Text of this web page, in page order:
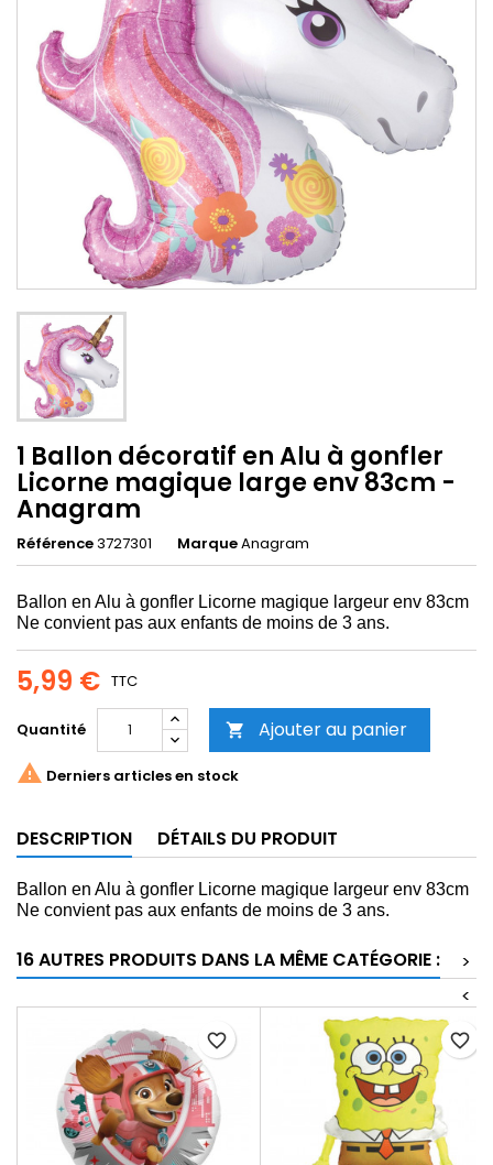
1 Ballon décoratif en Alu à gonfler
Licorne magique large env 83cm -
Anagram
Référence3727301 MarqueAnagram
Ballon en Alu à gonfler Licorne magique largeur env 83cm
Ne convient pas aux enfants de moins de 3 ans.
5,99 € TTC
Quantité  Ajouter au panier
 Derniers articles en stock
DESCRIPTION DÉTAILS DU PRODUIT
Ballon en Alu à gonfler Licorne magique largeur env 83cm
Ne convient pas aux enfants de moins de 3 ans.
16 AUTRES PRODUITS DANS LA MÊME CATÉGORIE :
>
<
favorite_border favorite_border